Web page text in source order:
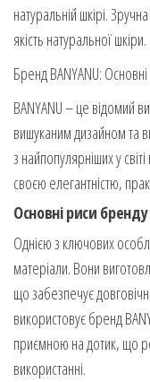
натуральній шкірі.
якість натуральної шкіри.
Бренд BANYANU: Основні
BANYANU – це відомий
вишуканим дизайном та
з найпопулярніших у
своєю елегантністю,
Основні риси бренду
Однією з ключових
матеріали. Вони
що забезпечує
використовує бренд
приємною на дотик, що
використанні.